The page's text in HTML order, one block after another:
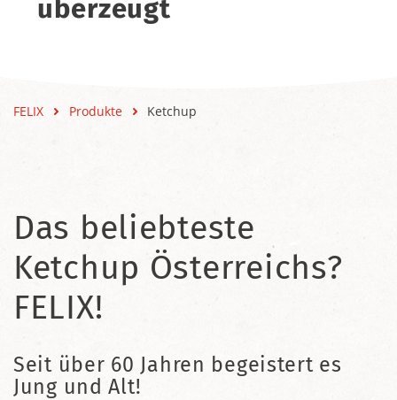
überzeugt
FELIX Produkte Ketchup
Das beliebteste
Ketchup Österreichs?
FELIX!
Seit über 60 Jahren begeistert es
Jung und Alt!